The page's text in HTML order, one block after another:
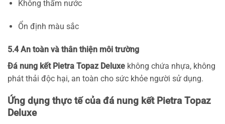
Không thấm nước
Ổn định màu sắc
5.4 An toàn và thân thiện môi trường
Đá nung kết Pietra Topaz Deluxe không chứa nhựa, không
phát thải độc hại, an toàn cho sức khỏe người sử dụng.
Ứng dụng thực tế của đá nung kết Pietra Topaz
Deluxe